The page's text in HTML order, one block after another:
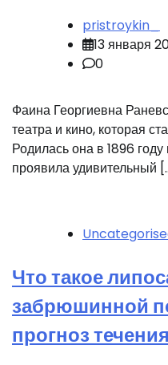
pristroykin_
13 января
0
Фаина Георгиевна
театра и кино, которая
Родилась она в 1896
проявила удивительный
Что такое
забрюшинной
прогноз